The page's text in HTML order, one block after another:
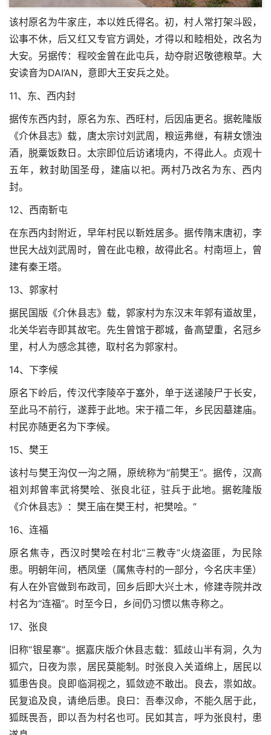
该村原名为牛家庄，本以姓氏得名。初，村人常打架斗殴，
讼事不休，后又红又专官方调处，才得以和睦相处，改名为
大安。另据传：程咬金曾在此屯兵，劫夺尉迟敬德粮草。大
安读音为DAI’AN，意即大王安兵之处。
11、东、西内封
据传东西内封，原名为东、西旺村，后因庙更名。据乾隆版
《介休县志》载，唐太宗讨刘武周，粮运弗继，有耕女馈浊
酒，脱粟饭数日。太宗即位后访诸境内，不得此人。贞观十
五年，敕封助国圣母，建庙以祀。两村乃改名为东、西内
封。
12、西南靳屯
在东西内封附近，早年村民以靳姓居多。据传隋末唐初，李
世民大战刘武周时，曾在此屯粮，故得此名。村南垣上，曾
建有秦王塔。
13、郭家村
据民国版《介休县志》载，郭家村为东汉末年郭有道故里，
北关华岩寺即其故宅。先生曾馆于郡城，备高望重，名冠乡
里，村人为感念其德，取村名为郭家村。
14、下李候
原名下岭后，传汉代李陵卒于塞外，单于送递陵尸于长安，
至此马不前行，遂葬于此地。宋于禧二年，乡民因墓建庙。
村民亦随更名为下李候。
15、樊王
该村与樊王沟仅一沟之隔，原统称为“前樊王”。据传，汉高
祖刘邦曾率武将樊哙、张良北征，驻兵于此地。据乾隆版
《介休县志》：樊王庙在樊王村，祀樊哙。”
16、连福
原名焦寺，西汉时樊哙在村北“三教寺”火烧盗匪，为民除
患。明朝年间，栖凤堡（属焦寺村的一部分，今名庆丰堡）
有人在外官做到布政司，回乡后即大兴土木，修建寺院并改
村名为“连福”。时至今日，乡间仍习惯以焦寺称之。
17、张良
旧称“银星寨”。据嘉庆版介休县志载：狐歧山半有洞，久为
狐穴，日夜为祟，居民莫能制。时张良入关道绵上，居民以
狐患告良。良即临洞视之，狐敛迹不敢出。良去，祟如故。
民复追及良，请绝后患。良曰：吾奉汉命，不能久居于此，
狐既畏吾，即以吾为村名也可。民如其言，呼为张良村，患